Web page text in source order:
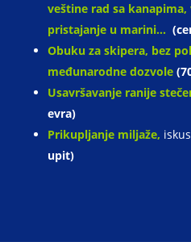
veštine rad sa kanapima,
pristajanje u marini…
Obuku za skipera, bez
međunarodne dozvole
Usavršavanje ranije
evra)
Prikupljanje miljaže,
upit)